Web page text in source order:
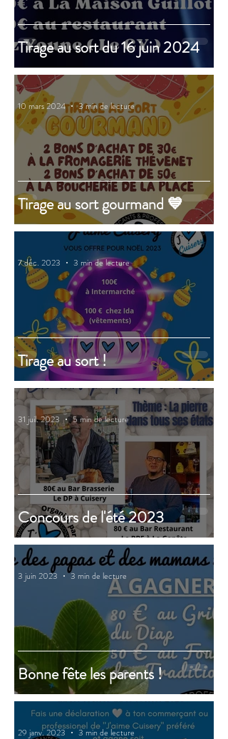
Tirage au sort du 16 juin 2024
Tirage au sort gourmand 💙
10 mars 2024 3 min de lecture
Tirage au sort !
7 déc. 2023 3 min de lecture
Concours de l'été 2023
31 juil. 2023 5 min de lecture
Bonne fête les parents !
3 juin 2023 3 min de lecture
29 janv. 2023 3 min de lecture